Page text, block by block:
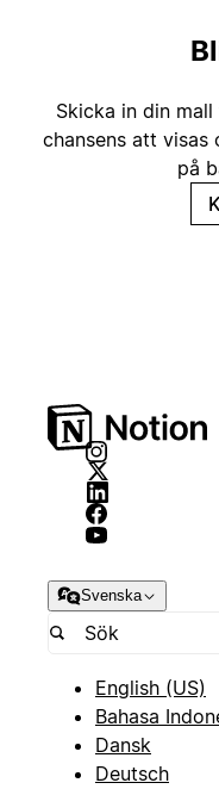
Skicka in din
chansens att
på
Svenska
English (US)
Bahasa
Dansk
Deutsch